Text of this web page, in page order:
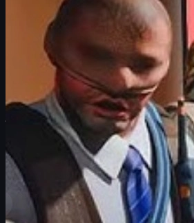
Agent trong CS2 không chỉ là ngoại
CS2 Agent Tier List chi tiết từ S
Danh sách dưới đây dựa trên meta
Tiêu chí xếp hạng CS2
Để đảm bảo Tier List có cơ sở, các
Độ nhận diện và độ "ngầu":
Voice line (lời thoại riêng):
Sleeves & chi tiết tay:
thứ
Độ "sạch" trên map:màu
Độ hiếm và giá trị sưu tầm:
Cảm giác sử dụng:khó đo